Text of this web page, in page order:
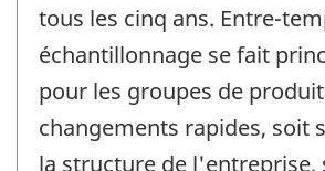
tous les cinq ans. Entre-
échantillonnage se fait
pour les groupes de
changements rapides, soit
la structure de l'entreprise,